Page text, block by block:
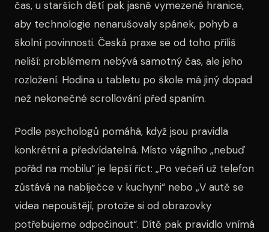
čas, u starších dětí pak jasně vymezené hranice,
aby technologie nenarušovaly spánek, pohyb a
školní povinnosti. Česká praxe se od toho příliš
neliší: problémem nebývá samotný čas, ale jeho
rozložení. Hodina u tabletu po škole má jiný dopad
než nekonečné scrollování před spaním.
Podle psychologů pomáhá, když jsou pravidla
konkrétní a předvídatelná. Místo vágního „nebuď
pořád na mobilu“ je lepší říct: „Po večeři už telefon
zůstává na nabíječce v kuchyni“ nebo „V autě se
videa nepouštějí, protože si od obrazovky
potřebujeme odpočinout“. Dítě pak pravidlo vnímá